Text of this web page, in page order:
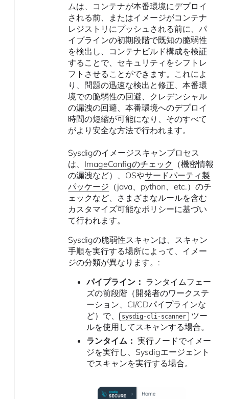
ムは、コンテナが本番環境にデプロイ
される前、またはイメージがコンテナ
レジストリにプッシュされる前に、パ
イプラインの初期段階で既知の脆弱性
を検出し、コンテナビルド構成を検証
することで、セキュリティをシフトレ
フトさせることができます。これによ
り、問題の迅速な検出と修正、本番環
境での脆弱性の回避、クレデンシャル
の漏洩の回避、本番環境へのデプロイ
時間の短縮が可能になり、そのすべて
がより安全な方法で行われます。
Sysdigのイメージスキャンプロセス
は、 ImageConfigのチェック
（機密情報
の漏洩など）、OSやサードパーティ製
パッケージ （java、python、etc.）のチ
ェックなど、さまざまなルールを含む
カスタマイズ可能なポリシーに基づい
て行われます。
Sysdigの脆弱性スキャンは、スキャン
手順を実行する場所によって、イメー
ジの分類が異なります。:
パイプライン： ランタイムフェー
ズの前段階（開発者のワークステ
ーション、CI/CDパイプラインな
ど）で、
sysdig-cli-scanner ツー
ルを使用してスキャンする場合。
ランタイム： 実行ノードでイメー
ジを実行し、Sysdigエージェント
でスキャンを実行する場合。